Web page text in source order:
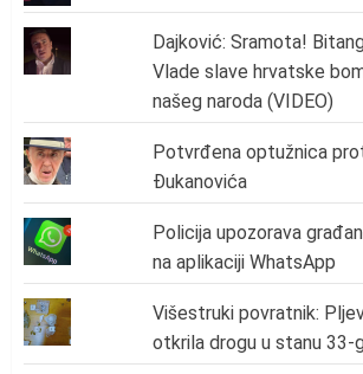
Dajković: Sramota!
Vlade slave hrvatske
našeg naroda (VIDEO)
Potvrđena optužnica
Đukanovića
Policija upozorava
na aplikaciji WhatsApp
Višestruki povratnik:
otkrila drogu u stanu 33-